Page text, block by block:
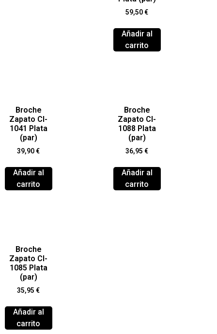
59,50€
Añadir al
carrito
Broche
Zapato Cl-
1041 Plata
(par)
39,90€
Añadir al
carrito
Broche
Zapato Cl-
1088 Plata
(par)
36,95€
Añadir al
carrito
Broche
Zapato Cl-
1085 Plata
(par)
35,95€
Añadir al
carrito